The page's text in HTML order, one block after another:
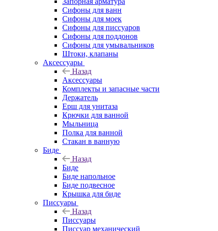
Сифоны для ванн
Сифоны для моек
Сифоны для писсуаров
Сифоны для поддонов
Сифоны для умывальников
Штоки, клапаны
Аксессуары
Назад
Аксессуары
Комплекты и запасные части
Держатель
Ерш для унитаза
Крючки для ванной
Мыльница
Полка для ванной
Стакан в ванную
Биде
Назад
Биде
Биде напольное
Биде подвесное
Крышка для биде
Писсуары
Назад
Писсуары
Писсуар механический